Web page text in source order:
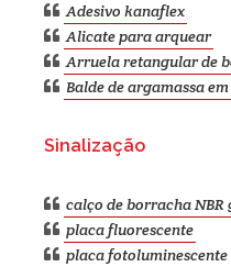
Adesivo kanaflex
Alicate para arquear
Arruela retangular de
Balde de argamassa
Sinalização
calço de borracha NBR
placa fluorescente
placa fotoluminescente